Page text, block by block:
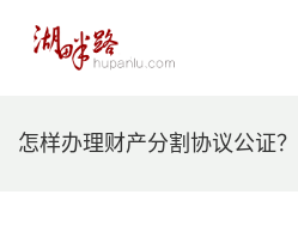
怎样办理财产分割协议公证？